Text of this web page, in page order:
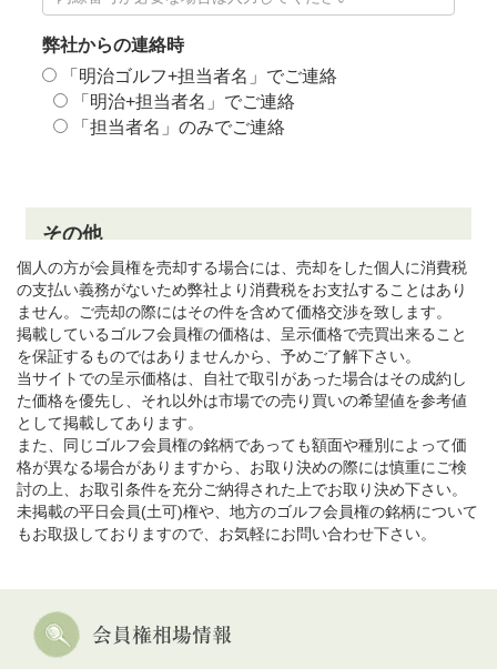
個人の方が会員権を売却する場合には、売却をした個人に消費税
の支払い義務がないため弊社より消費税をお支払することはあり
ません。ご売却の際にはその件を含めて価格交渉を致します。
掲載しているゴルフ会員権の価格は、呈示価格で売買出来ること
を保証するものではありませんから、予めご了解下さい。
当サイトでの呈示価格は、自社で取引があった場合はその成約し
た価格を優先し、それ以外は市場での売り買いの希望値を参考値
として掲載してあります。
また、同じゴルフ会員権の銘柄であっても額面や種別によって価
格が異なる場合がありますから、お取り決めの際には慎重にご検
討の上、お取引条件を充分ご納得された上でお取り決め下さい。
未掲載の平日会員(土可)権や、地方のゴルフ会員権の銘柄について
もお取扱しておりますので、お気軽にお問い合わせ下さい。